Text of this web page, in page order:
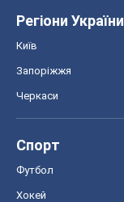
Регіони України
Київ
Запоріжжя
Черкаси
Спорт
Футбол
Хокей